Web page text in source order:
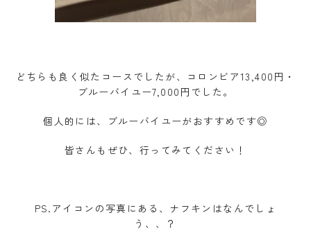
どちらも良く似たコースでしたが、コロンビア13,400円・
ブルーバイユー7,000円でした。
個人的には、ブルーバイユーがおすすめです◎
皆さんもぜひ、行ってみてください！
PS.アイコンの写真にある、ナフキンはなんでしょ
う、、？